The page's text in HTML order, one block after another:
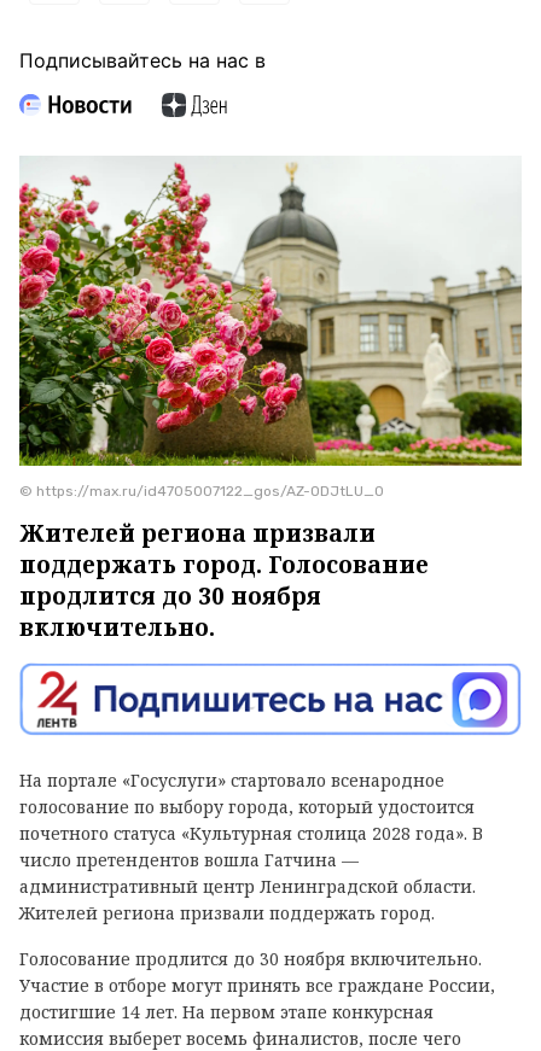
Подписывайтесь на нас в
© https://max.ru/id4705007122_gos/AZ-ODJtLU_0
Жителей региона призвали
поддержать город. Голосование
продлится до 30 ноября
включительно.
На портале «Госуслуги» стартовало всенародное
голосование по выбору города, который удостоится
почетного статуса «Культурная столица 2028 года». В
число претендентов вошла Гатчина —
административный центр Ленинградской области.
Жителей региона призвали поддержать город.
Голосование продлится до 30 ноября включительно.
Участие в отборе могут принять все граждане России,
достигшие 14 лет. На первом этапе конкурсная
комиссия выберет восемь финалистов, после чего